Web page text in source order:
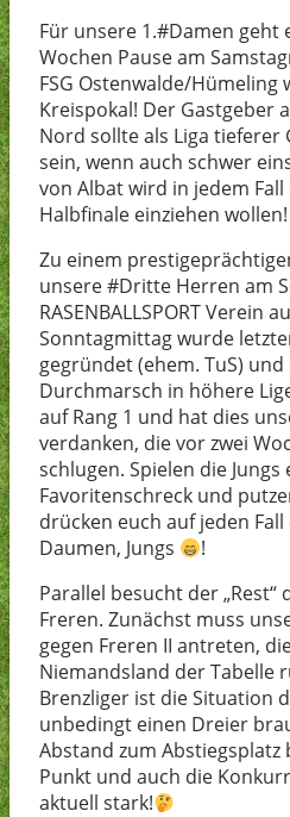
Für unsere 1.#Damen geht
Wochen Pause am
FSG Ostenwalde/Hümeling
Kreispokal! Der Gastgeber
Nord sollte als Liga tieferer
sein, wenn auch schwer
von Albat wird in jedem
Halbfinale einziehen wollen!
Zu einem
unsere #Dritte Herren am
RASENBALLSPORT Verein
Sonntagmittag wurde
gegründet (ehem. TuS)
Durchmarsch in höhere
auf Rang 1 und hat dies
verdanken, die vor zwei
schlugen. Spielen die
Favoritenschreck und
drücken euch auf jeden
Daumen, Jungs
!
Parallel besucht der „Rest“
Freren. Zunächst muss
gegen Freren II antreten,
Niemandsland der Tabelle
Brenzliger ist die Situation
unbedingt einen Dreier
Abstand zum
Punkt und auch die
aktuell stark!